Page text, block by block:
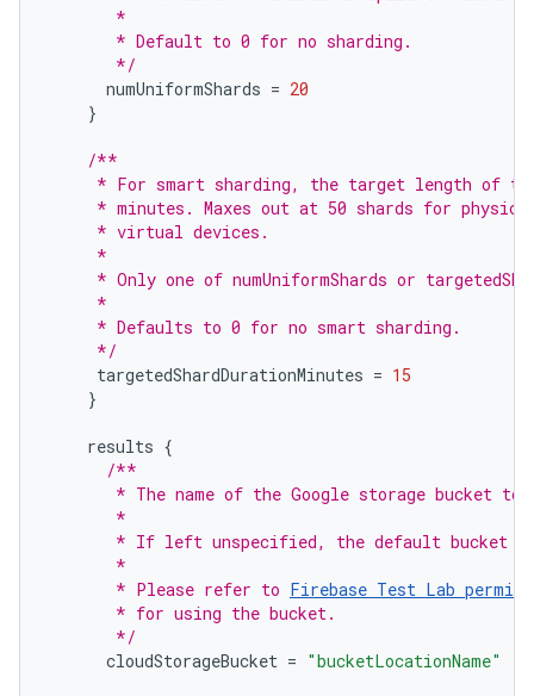
       *
       * Default to 0 for no sharding.
       */
numUniformShards = 20
}
/**
* For smart sharding, the target length of
* minutes. Maxes out at 50 shards for
     * virtual devices.
     *
* Only one of numUniformShards or
     *
     * Defaults to 0 for no smart sharding.
     */
targetedShardDurationMinutes = 15
}
results {
/**
* The name of the Google storage bucket to
       *
* If left unspecified, the default bucket
       *
       * Please refer to
Firebase Test Lab
       * for using the bucket.
       */
cloudStorageBucket = "bucketLocationName"